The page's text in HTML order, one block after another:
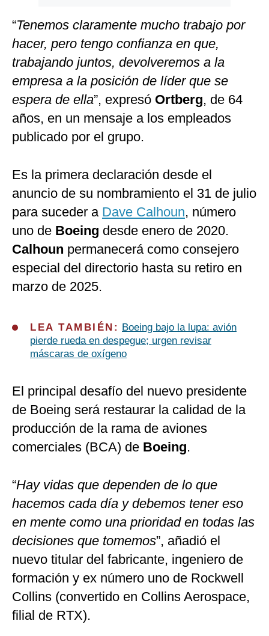
“Tenemos claramente mucho trabajo por
hacer, pero tengo confianza en que,
trabajando juntos, devolveremos a la
empresa a la posición de líder que se
espera de ella”, expresó Ortberg, de 64
años, en un mensaje a los empleados
publicado por el grupo.
Es la primera declaración desde el
anuncio de su nombramiento el 31 de julio
para suceder a Dave Calhoun, número
uno de Boeing desde enero de 2020.
Calhoun permanecerá como consejero
especial del directorio hasta su retiro en
marzo de 2025.
LEA TAMBIÉN:
Boeing bajo la lupa: avión
pierde rueda en despegue; urgen revisar
máscaras de oxígeno
El principal desafío del nuevo presidente
de Boeing será restaurar la calidad de la
producción de la rama de aviones
comerciales (BCA) de Boeing.
“Hay vidas que dependen de lo que
hacemos cada día y debemos tener eso
en mente como una prioridad en todas las
decisiones que tomemos”, añadió el
nuevo titular del fabricante, ingeniero de
formación y ex número uno de Rockwell
Collins (convertido en Collins Aerospace,
filial de RTX).